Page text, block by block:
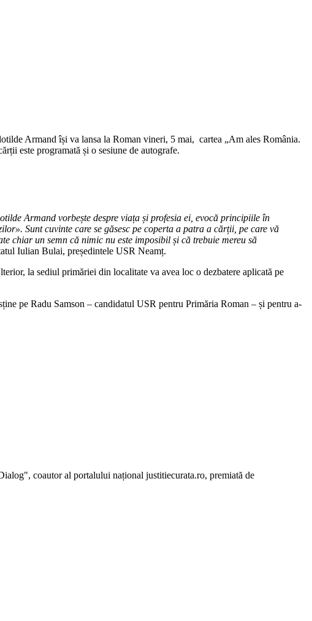
Armand își va lansa la Roman vineri, 5 mai, cartea „Am ales România.
este programată și o sesiune de autografe.
Armand vorbește despre viața și profesia ei, evocă principiile în
Sunt cuvinte care se găsesc pe coperta a patra a cărții, pe care vă
chiar un semn că nimic nu este imposibil și că trebuie mereu să
Iulian Bulai, președintele USR Neamț.
la sediul primăriei din localitate va avea loc o dezbatere aplicată pe
pe Radu Samson – candidatul USR pentru Primăria Roman – și pentru a-
coautor al portalului național justitiecurata.ro, premiată de